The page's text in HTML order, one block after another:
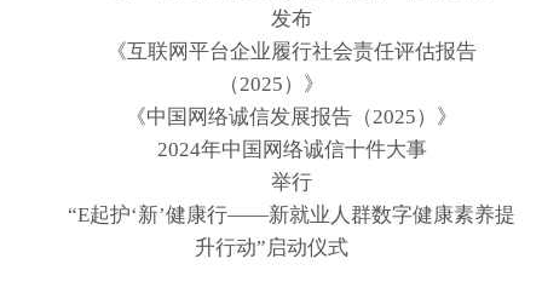
发布
《互联网平台企业履行社会责任评估报告
（2025）》
《中国网络诚信发展报告（2025）》
2024年中国网络诚信十件大事
举行
“E起护‘新’健康行——新就业人群数字健康素养提
升行动”启动仪式